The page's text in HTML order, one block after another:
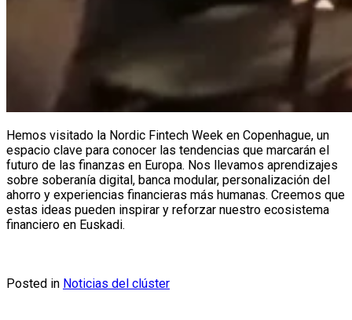
Hemos visitado la Nordic Fintech Week en Copenhague, un
espacio clave para conocer las tendencias que marcarán el
futuro de las finanzas en Europa. Nos llevamos aprendizajes
sobre soberanía digital, banca modular, personalización del
ahorro y experiencias financieras más humanas. Creemos que
estas ideas pueden inspirar y reforzar nuestro ecosistema
financiero en Euskadi.
Posted in Noticias del clúster